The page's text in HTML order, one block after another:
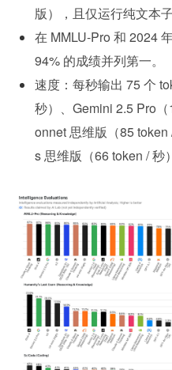
版），且仅运行纯文本
在 MMLU-Pro 和 2024
94% 的成绩并列第一。
速度：每秒输出 75 个
秒）、Gemini 2.5 Pro
onnet 思维版（85
s 思维版（66 token / 秒